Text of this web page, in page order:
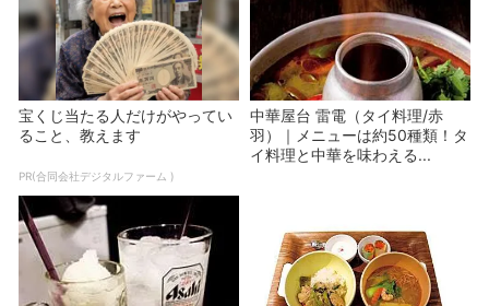
宝くじ当たる人だけがやってい
ること、教えます
PR(合同会社デジタルファーム )
中華屋台 雷電（タイ料理/赤
羽）｜メニューは約50種類！タ
イ料理と中華を味わえる...